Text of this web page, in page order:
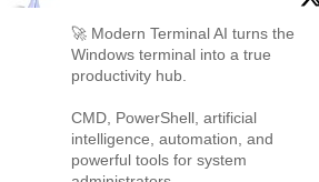
🚀 Modern Terminal AI turns the
Windows terminal into a true
productivity hub.
CMD, PowerShell, artificial
intelligence, automation, and
powerful tools for system